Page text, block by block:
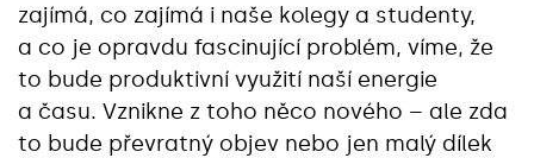
zajímá, co zajímá i naše kolegy a studenty,
a co je opravdu fascinující problém, víme, že
to bude produktivní využití naší energie
a času. Vznikne z toho něco nového – ale zda
to bude převratný objev nebo jen malý dílek